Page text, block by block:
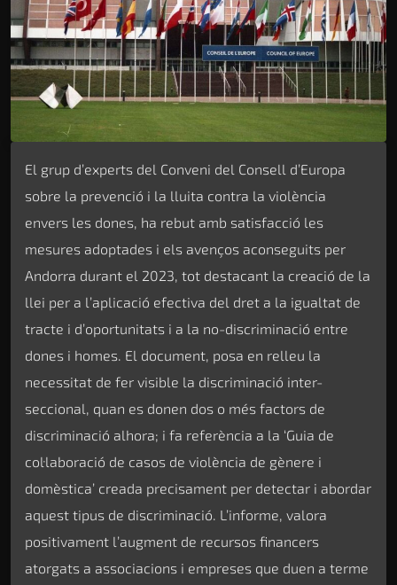
El grup d’experts del Conveni del Consell d’Europa
sobre la prevenció i la lluita contra la violència
envers les dones, ha rebut amb satisfacció les
mesures adoptades i els avenços aconseguits per
Andorra durant el 2023, tot destacant la creació de la
llei per a l’aplicació efectiva del dret a la igualtat de
tracte i d’oportunitats i a la no-discriminació entre
dones i homes. El document, posa en relleu la
necessitat de fer visible la discriminació inter-
seccional, quan es donen dos o més factors de
discriminació alhora; i fa referència a la ‘Guia de
col·laboració de casos de violència de gènere i
domèstica’ creada precisament per detectar i abordar
aquest tipus de discriminació. L’informe, valora
positivament l’augment de recursos financers
atorgats a associacions i empreses que duen a terme